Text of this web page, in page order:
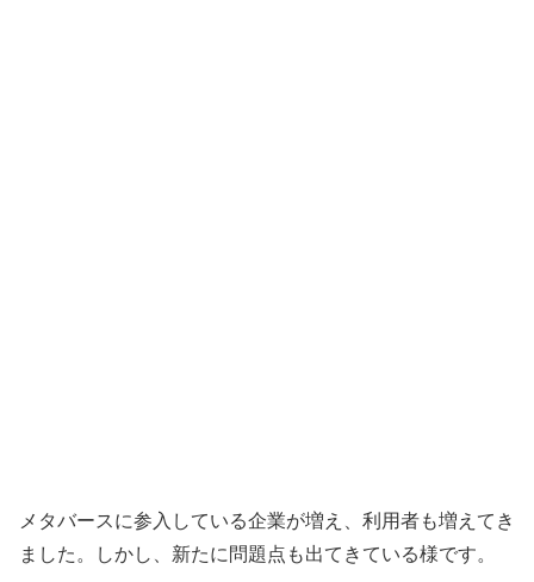
メタバースに参入している企業が増え、利用者も増えてき
ました。しかし、新たに問題点も出てきている様です。